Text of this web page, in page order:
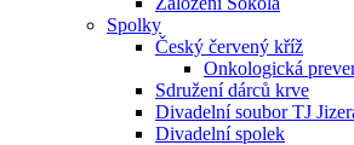
Spolky
Český červený kříž
Onkologická
Sdružení dárců krve
Divadelní soubor TJ
Divadelní spolek